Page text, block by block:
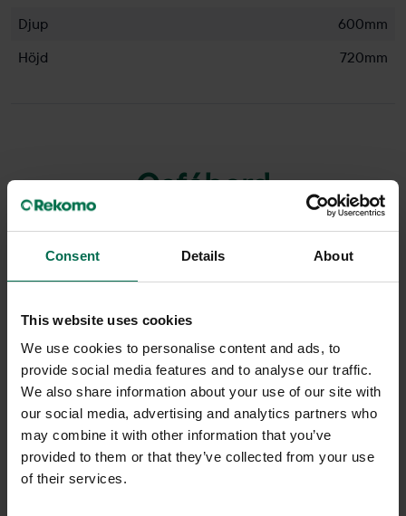
Consent Details About
This website uses cookies
We use cookies to personalise content and ads, to
provide social media features and to analyse our traffic.
We also share information about your use of our site with
our social media, advertising and analytics partners who
may combine it with other information that you’ve
provided to them or that they’ve collected from your use
of their services.
Djup
600mm
Höjd
720mm
Cafébord
Här hittar du ett stort utbud av begagnade cafébord. Kafé-
och fikarum tenderar att se likadana ut, nästan överallt.
istället! Här finns massor av former, färger och material för att
kunna skapa sin egen känsla.